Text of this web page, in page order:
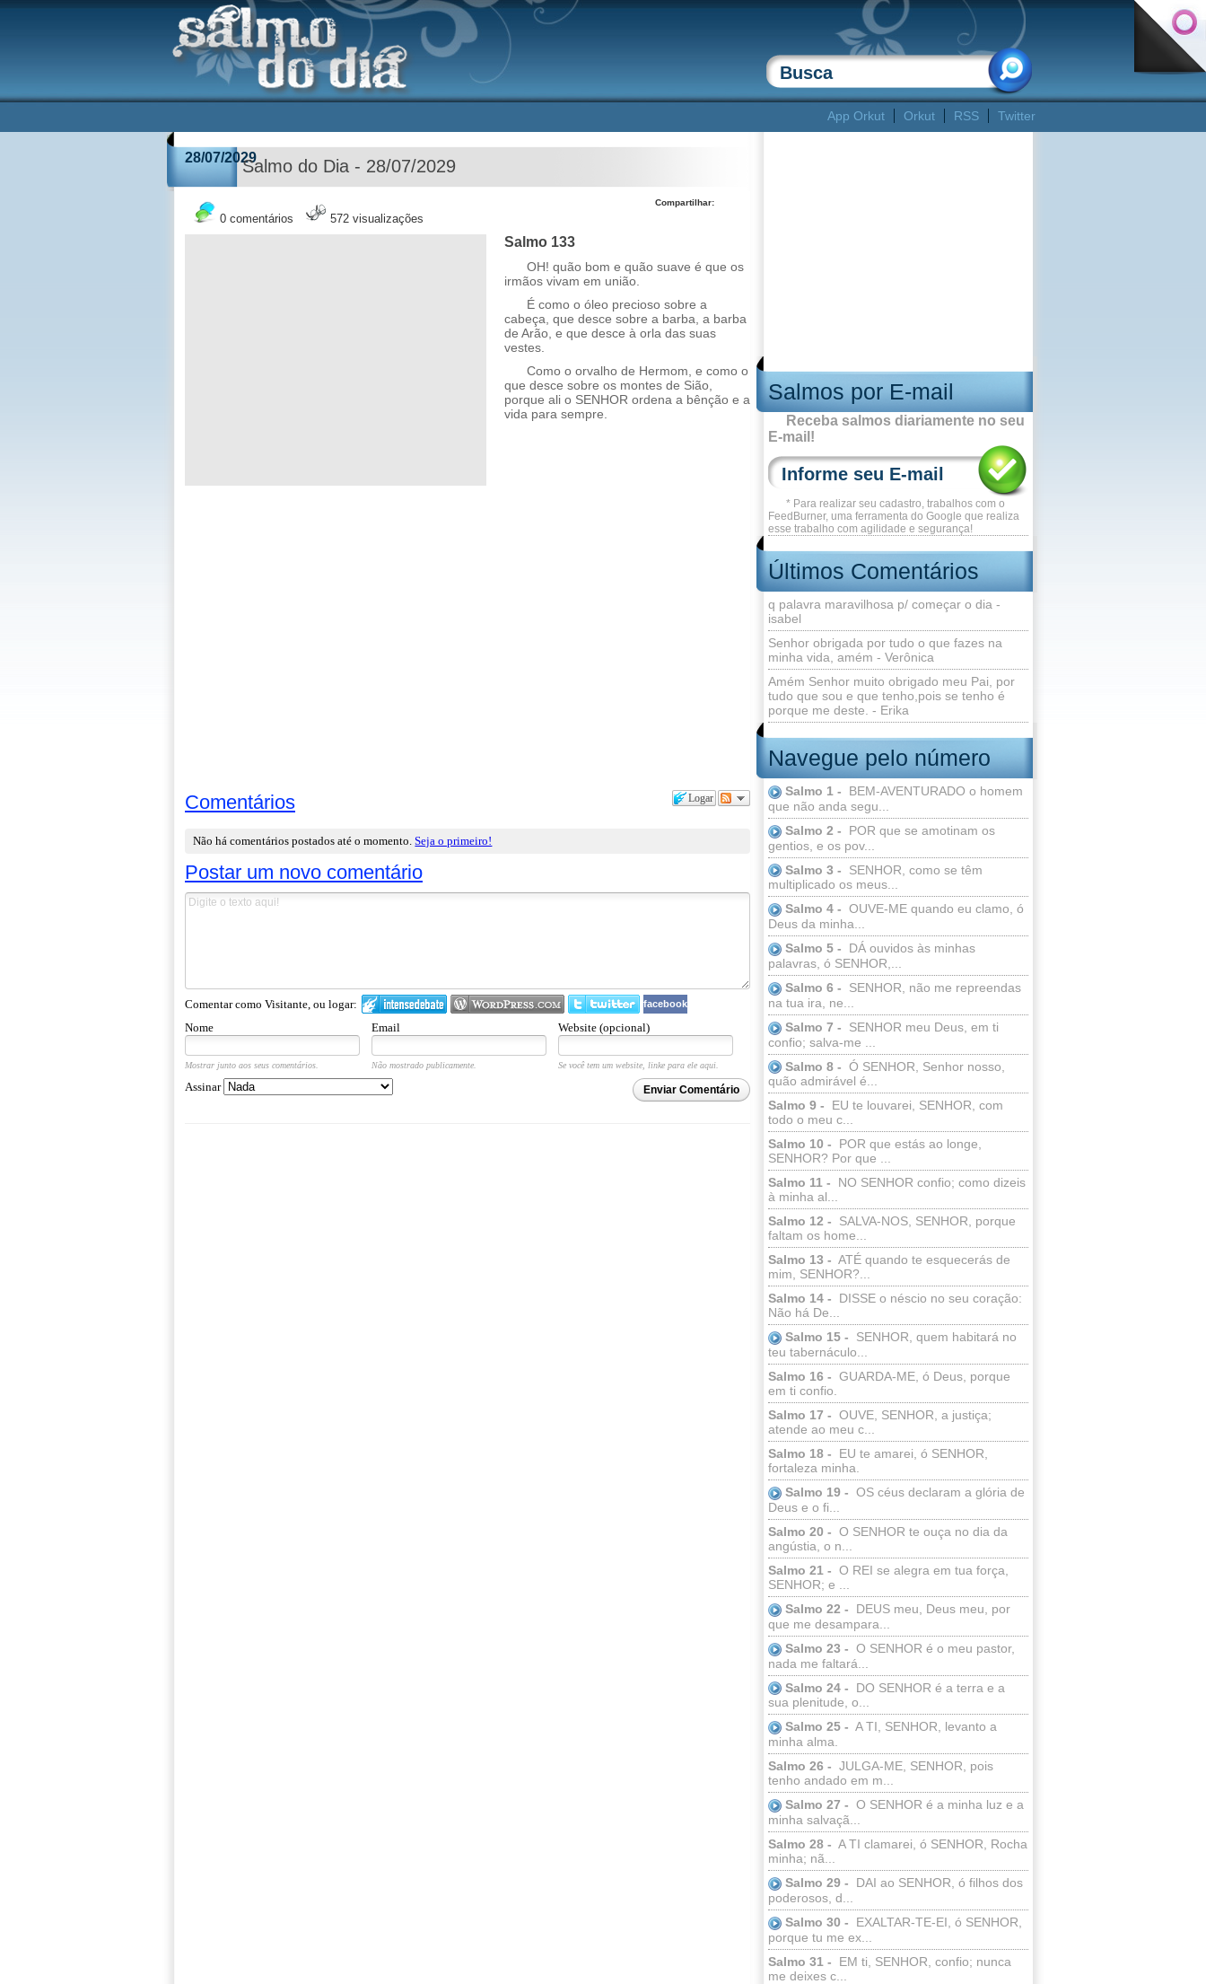
App Orkut Orkut RSS Twitter
Salmos por E-mail
Receba salmos diariamente no seu
E-mail!
* Para realizar seu cadastro, trabalhos com o
FeedBurner, uma ferramenta do Google que realiza
esse trabalho com agilidade e segurança!
Últimos Comentários
q palavra maravilhosa p/ começar o dia -
isabel
Senhor obrigada por tudo o que fazes na
minha vida, amém - Verônica
Amém Senhor muito obrigado meu Pai, por
tudo que sou e que tenho,pois se tenho é
porque me deste. - Erika
Navegue pelo número
Salmo 1 -
BEM-AVENTURADO o homem
que não anda segu...
Salmo 2 -
POR que se amotinam os
gentios, e os pov...
Salmo 3 -
SENHOR, como se têm
multiplicado os meus...
Salmo 4 - OUVE-ME quando eu clamo, ó
Deus da minha...
Salmo 5 -
DÁ ouvidos às minhas
palavras, ó SENHOR,...
Salmo 6 -
SENHOR, não me repreendas
na tua ira, ne...
Salmo 7 -
SENHOR meu Deus, em ti
confio; salva-me ...
Salmo 8 - Ó SENHOR, Senhor nosso,
quão admirável é...
Salmo 9 -
EU te louvarei, SENHOR, com
todo o meu c...
Salmo 10 -
POR que estás ao longe,
SENHOR? Por que ...
Salmo 11 -
NO SENHOR confio; como dizeis
à minha al...
Salmo 12 -
SALVA-NOS, SENHOR, porque
faltam os home...
Salmo 13 - ATÉ quando te esquecerás de
mim, SENHOR?...
Salmo 14 -
DISSE o néscio no seu coração:
Não há De...
Salmo 15 -
SENHOR, quem habitará no
teu tabernáculo...
Salmo 16 - GUARDA-ME, ó Deus, porque
em ti confio.
Salmo 17 - OUVE, SENHOR, a justiça;
atende ao meu c...
Salmo 18 -
EU te amarei, ó SENHOR,
fortaleza minha.
Salmo 19 - OS céus declaram a glória de
Deus e o fi...
Salmo 20 - O SENHOR te ouça no dia da
angústia, o n...
Salmo 21 - O REI se alegra em tua força,
SENHOR; e ...
Salmo 22 -
DEUS meu, Deus meu, por
que me desampara...
Salmo 23 - O SENHOR é o meu pastor,
nada me faltará...
Salmo 24 -
DO SENHOR é a terra e a
sua plenitude, o...
Salmo 25 - A TI, SENHOR, levanto a
minha alma.
Salmo 26 - JULGA-ME, SENHOR, pois
tenho andado em m...
Salmo 27 - O SENHOR é a minha luz e a
minha salvaçã...
Salmo 28 - A TI clamarei, ó SENHOR, Rocha
minha; nã...
Salmo 29 -
DAI ao SENHOR, ó filhos dos
poderosos, d...
Salmo 30 -
EXALTAR-TE-EI, ó SENHOR,
porque tu me ex...
Salmo 31 -
EM ti, SENHOR, confio; nunca
me deixes c...
28/07/2029Salmo do Dia - 28/07/2029
0 comentários 572 visualizações
Compartilhar:
Salmo 133
OH! quão bom e quão suave é que os
irmãos vivam em união.
É como o óleo precioso sobre a
cabeça, que desce sobre a barba, a barba
de Arão, e que desce à orla das suas
vestes.
Como o orvalho de Hermom, e como o
que desce sobre os montes de Sião,
porque ali o SENHOR ordena a bênção e a
vida para sempre.
Logar
Comentários
Não há comentários postados até o momento.Seja o primeiro!
Postar um novo comentário
Comentar como Visitante, ou logar: facebook
Nome Email Website (opcional)
Mostrar junto aos seus comentários. Não mostrado publicamente. Se você tem um website, linke para ele aqui.
Enviar Comentário
Assinar